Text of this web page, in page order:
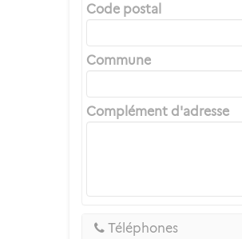
Code postal
Commune
Complément d'adresse
Téléphones